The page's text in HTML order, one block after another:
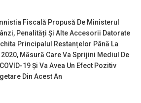
Fiscală Propusă De Ministerul
Penalități Și Alte Accesorii Datorate
Principalul Restanțelor Până La
Măsură Care Va Sprijini Mediul De
19 Și Va Avea Un Efect Pozitiv
Din Acest An